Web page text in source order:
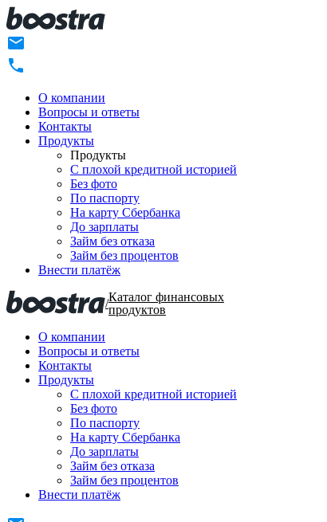
О компании
Вопросы и ответы
Контакты
Продукты
Продукты
C плохой кредитной историей
Без фото
По паспорту
На карту Сбербанка
До зарплаты
Займ без отказа
Займ без процентов
Внести платёж
/Каталог финансовых
продуктов
О компании
Вопросы и ответы
Контакты
Продукты
C плохой кредитной историей
Без фото
По паспорту
На карту Сбербанка
До зарплаты
Займ без отказа
Займ без процентов
Внести платёж